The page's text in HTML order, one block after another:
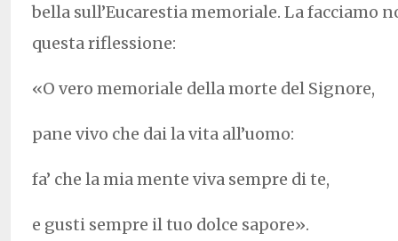
bella sull’Eucarestia memoriale. La facciamo
questa riflessione:
«O vero memoriale della morte del Signore,
pane vivo che dai la vita all’uomo:
fa’ che la mia mente viva sempre di te,
e gusti sempre il tuo dolce sapore».